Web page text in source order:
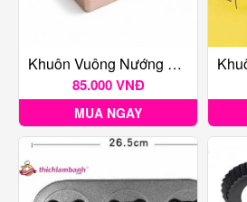
Khuôn Vuông Nướng Bánh Chống Dính 28cm
85.000 VNĐ
MUA NGAY